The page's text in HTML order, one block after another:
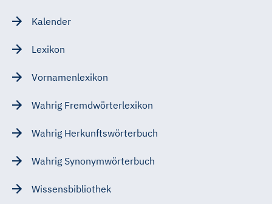
Kalender
Lexikon
Vornamenlexikon
Wahrig Fremdwörterlexikon
Wahrig Herkunftswörterbuch
Wahrig Synonymwörterbuch
Wissensbibliothek